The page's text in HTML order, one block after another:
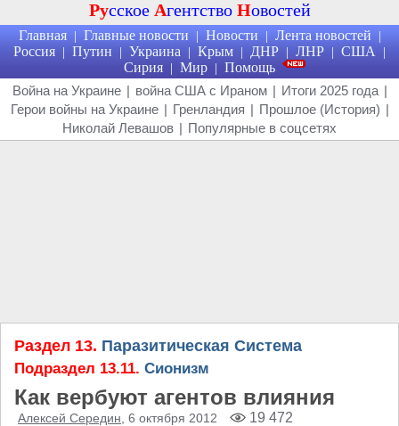
Русское Агентство Новостей
Главная | Главные новости | Новости | Лента новостей |
Россия | Путин | Украина | Крым | ДНР | ЛНР | США |
Сирия | Мир | Помощь
Война на Украине | война США с Ираном | Итоги 2025 года |
Герои войны на Украине | Гренландия | Прошлое (История) |
Николай Левашов | Популярные в соцсетях
Раздел 13. Паразитическая Система
Подраздел 13.11. Сионизм
Как вербуют агентов влияния
Алексей Середин , 6 октября 2012 19 472